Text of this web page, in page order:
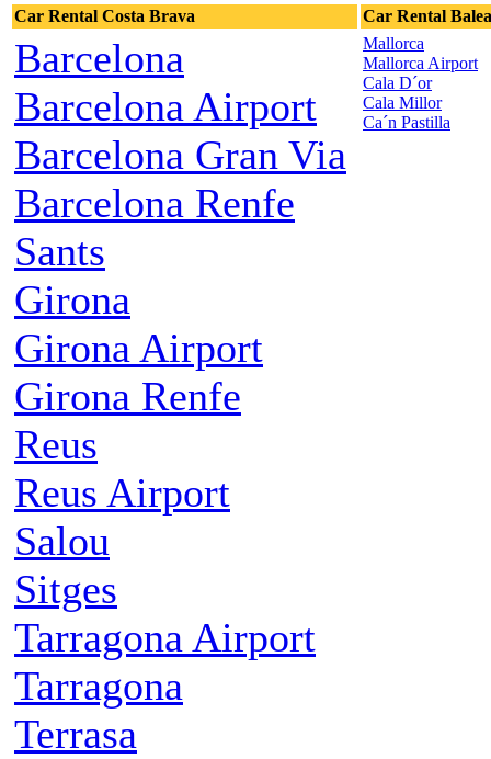
Car Rental Costa Brava Car Rental
Barcelona
Barcelona Airport
Barcelona Gran Via
Barcelona Renfe
Sants
Girona
Girona Airport
Girona Renfe
Reus
Reus Airport
Salou
Sitges
Tarragona Airport
Tarragona
Terrasa
Mallorca
Mallorca Airport
Cala D´or
Cala Millor
Ca´n Pastilla